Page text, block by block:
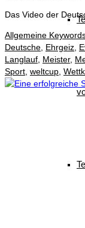
Das Video der
Allgemeine
Deutsche Ehrgeiz
Langlauf Meister,
Sport weltcup